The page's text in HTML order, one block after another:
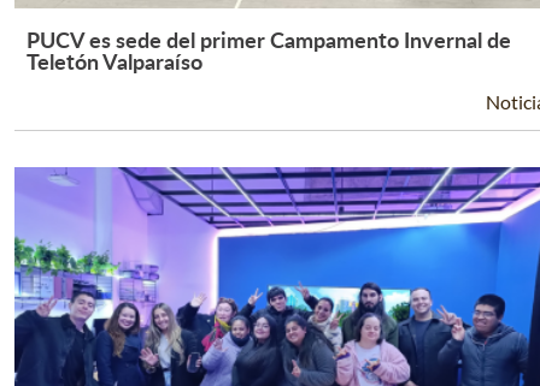
Leer Más +
PUCV es sede del primer Campamento Invernal de
Teletón Valparaíso